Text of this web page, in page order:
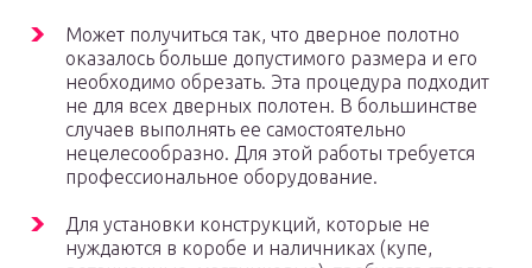
Может получиться так, что дверное полотно
оказалось больше допустимого размера и его
необходимо обрезать. Эта процедура подходит
не для всех дверных полотен. В большинстве
случаев выполнять ее самостоятельно
нецелесообразно. Для этой работы требуется
профессиональное оборудование.
Для установки конструкций, которые не
нуждаются в коробе и наличниках (купе,